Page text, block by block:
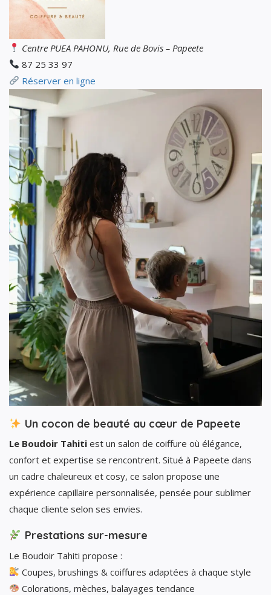
Centre PUEA PAHONU, Rue de Bovis – Papeete
87 25 33 97
Réserver en ligne
Un cocon de beauté au cœur de Papeete
Le Boudoir Tahiti est un salon de coiffure où élégance,
confort et expertise se rencontrent. Situé à Papeete dans
un cadre chaleureux et cosy, ce salon propose une
expérience capillaire personnalisée, pensée pour sublimer
chaque cliente selon ses envies.
Prestations sur-mesure
Le Boudoir Tahiti propose :
Coupes, brushings & coiffures adaptées à chaque style
Colorations, mèches, balayages tendance